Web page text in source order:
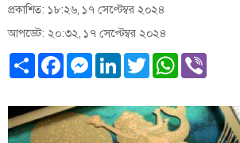
প্রকাশিত: ১৮:২৬, ১৭ সেপ্টেম্বর ২০২৪
আপডেট: ২০:৩২, ১৭ সেপ্টেম্বর ২০২৪
ShareFacebookMessenger
LinkedInTwitterWhatsApp